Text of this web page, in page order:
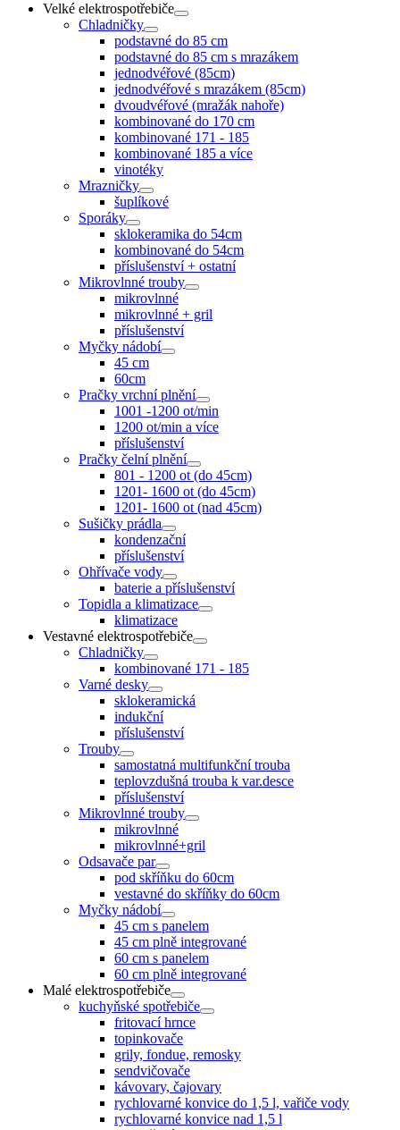
Velké elektrospotřebiče
Chladničky
podstavné do 85 cm
podstavné do 85 cm s mrazákem
jednodvéřové (85cm)
jednodvéřové s mrazákem (85cm)
dvoudvéřové (mražák nahoře)
kombinované do 170 cm
kombinované 171 - 185
kombinované 185 a více
vinotéky
Mrazničky
šuplíkové
Sporáky
sklokeramika do 54cm
kombinované do 54cm
příslušenství + ostatní
Mikrovlnné trouby
mikrovlnné
mikrovlnné + gril
příslušenství
Myčky nádobí
45 cm
60cm
Pračky vrchní plnění
1001 -1200 ot/min
1200 ot/min a více
příslušenství
Pračky čelní plnění
801 - 1200 ot (do 45cm)
1201- 1600 ot (do 45cm)
1201- 1600 ot (nad 45cm)
Sušičky prádla
kondenzační
příslušenství
Ohřívače vody
baterie a příslušenství
Topidla a klimatizace
klimatizace
Vestavné elektrospotřebiče
Chladničky
kombinované 171 - 185
Varné desky
sklokeramická
indukční
příslušenství
Trouby
samostatná multifunkční trouba
teplovzdušná trouba k var.desce
příslušenství
Mikrovlnné trouby
mikrovlnné
mikrovlnné+gril
Odsavače par
pod skříňku do 60cm
vestavné do skříňky do 60cm
Myčky nádobí
45 cm s panelem
45 cm plně integrované
60 cm s panelem
60 cm plně integrované
Malé elektrospotřebiče
kuchyňské spotřebiče
fritovací hrnce
topinkovače
grily, fondue, remosky
sendvičovače
kávovary, čajovary
rychlovarné konvice do 1,5 l, vařiče vody
rychlovarné konvice nad 1,5 l